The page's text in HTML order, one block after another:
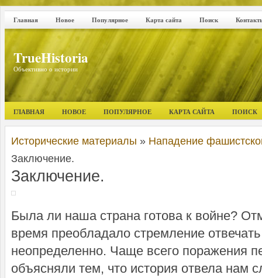
Главная Новое Популярное Карта сайта Поиск
TrueHistoria
Объективно о истории
ГЛАВНАЯ НОВОЕ ПОПУЛЯРНОЕ КАРТА САЙТА ПОИСК
Исторические материалы » Нападение
Заключение.
Заключение.
Была ли наша страна готова к войне?
время преобладало стремление
неопределенно. Чаще всего поражения
объясняли тем, что история отвела нам